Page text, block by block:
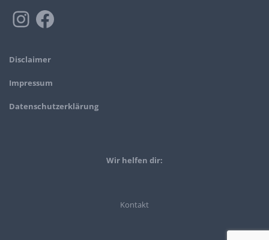
Disclaimer
Impressum
Datenschutzerklärung
Wir helfen dir:
Kontakt